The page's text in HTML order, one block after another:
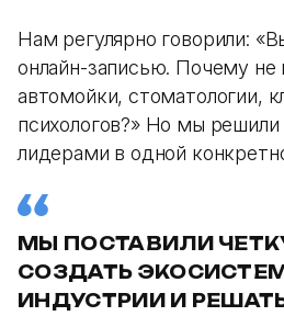
Нам регулярно говорили:
онлайн-записью. Почему не
автомойки, стоматологии,
психологов?» Но мы решили
лидерами в одной
МЫ ПОСТАВИЛИ
СОЗДАТЬ
ИНДУСТРИИ И